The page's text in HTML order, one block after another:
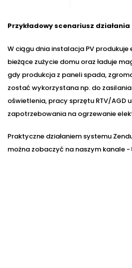
Przykładowy scenariusz działania
W ciągu dnia instalacja PV produkuje
bieżące zużycie domu oraz ładuje
gdy produkcja z paneli spada,
zostać wykorzystana np. do
oświetlenia, pracy sprzętu RTV/AGD
zapotrzebowania na ogrzewanie
Praktyczne działaniem systemu
można zobaczyć na naszym kanale -